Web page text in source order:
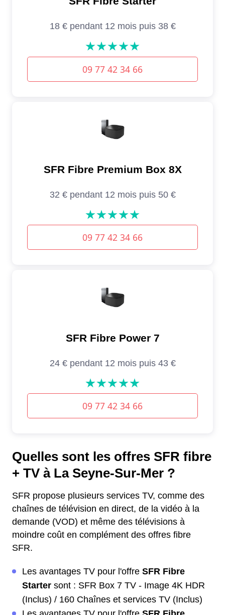
Quelles sont les offres SFR fibre
+ TV à La Seyne-Sur-Mer ?
SFR propose plusieurs services TV, comme des
chaînes de télévision en direct, de la vidéo à la
demande (VOD) et même des télévisions à
moindre coût en complément des offres fibre
SFR.
Les avantages TV pour l'offre SFR Fibre
Starter sont : SFR Box 7 TV - Image 4K HDR
(Inclus) / 160 Chaînes et services TV (Inclus)